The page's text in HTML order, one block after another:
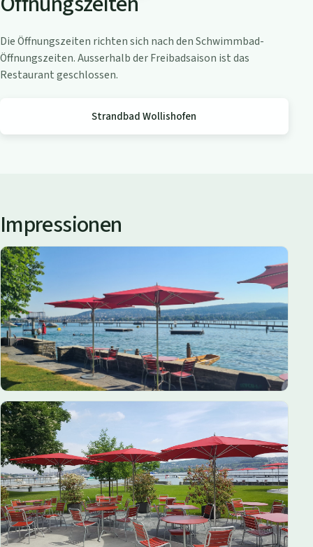
i
c
h
e
Die Öffnungszeiten richten sich nach den Schwimmbad-
Öffnungszeiten. Ausserhalb der Freibadsaison ist das
Restaurant geschlossen.
Strandbad Wollishofen
Impressionen